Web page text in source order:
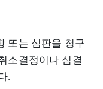
또는 심판을 청구
소결정이나 심결
.